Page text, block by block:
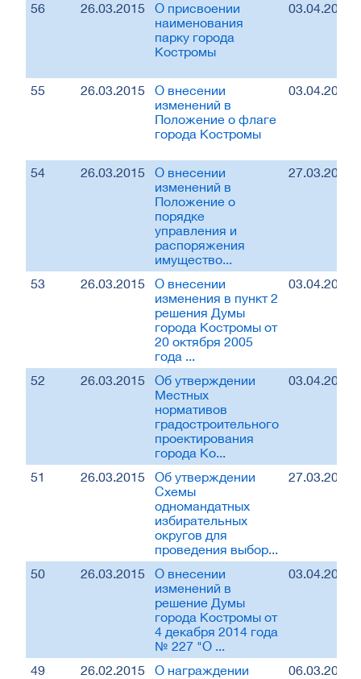
56 26.03.2015
О присвоении
наименования
парку города
Костромы
03.04.2015
55 26.03.2015
О внесении
изменений в
Положение о флаге
города Костромы
03.04.2015
54 26.03.2015
О внесении
изменений в
Положение о
порядке
управления и
распоряжения
имущество...
27.03.2015
53 26.03.2015
О внесении
изменения в пункт 2
решения Думы
города Костромы от
20 октября 2005
года ...
03.04.2015
52 26.03.2015
Об утверждении
Местных
нормативов
градостроительного
проектирования
города Ко...
03.04.2015
51 26.03.2015
Об утверждении
Схемы
одномандатных
избирательных
округов для
проведения выбор...
27.03.2015
50 26.03.2015
О внесении
изменений в
решение Думы
города Костромы от
4 декабря 2014 года
№ 227 "О ...
03.04.2015
49 26.02.2015
О награждении
06.03.2015